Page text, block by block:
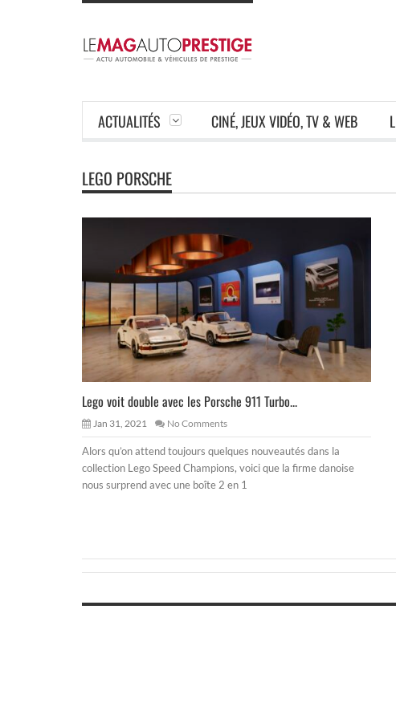
ACTUALITÉS CINÉ, JEUX VIDÉO, TV & WEB
LEGO PORSCHE
Lego voit double avec les Porsche 911 Turbo...
Jan 31, 2021 No Comments
Alors qu’on attend toujours quelques nouveautés dans la
collection Lego Speed Champions, voici que la firme danoise
nous surprend avec une boîte 2 en 1